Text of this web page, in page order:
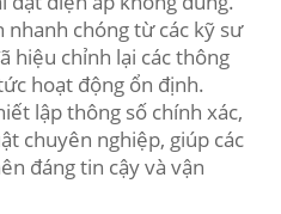
chóng từ các kỹ sư
hiệu chỉnh lại các thông
hoạt động ổn định.
lập thông số chính xác,
chuyên nghiệp, giúp các
đáng tin cậy và vận